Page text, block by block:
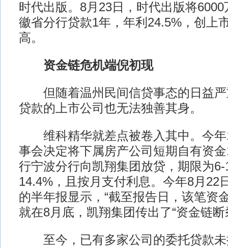
时代出版。8月23日，时代出版将
徽省分行贷款1年，年利24.5%，创上
高。
资金链危机端倪初现
但随着温州民间信贷事态的日益严
贷款的上市公司也无法独善其身。
维科精华就差点被卷入其中。今年
事会决定将下属房产公司短期自有资
行宁波分行向凯翔集团放贷，期限为
14.4%，且按月支付利息。今年8月22
的半年报显示，“截至报告日，该笔资
就在8月底，凯翔集团传出了“资金链断
至今，已有多家公司的委托贷款未